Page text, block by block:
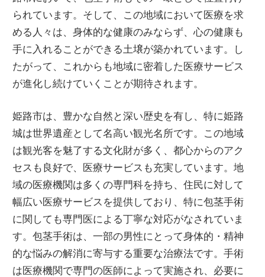
られています。そして、この地域において医療を求
める人々は、身体的な健康のみならず、心の健康も
手に入れることができる土壌が築かれています。し
たがって、これからも地域に密着した医療サービス
が進化し続けていくことが期待されます。
姫路市は、豊かな自然と深い歴史を有し、特に姫路
城は世界遺産として名高い観光名所です。この地域
は観光客を魅了する文化財が多く、都心からのアク
セスも良好で、医療サービスも充実しています。地
域の医療機関は多くの専門科を持ち、住民に対して
幅広い医療サービスを提供しており、特に包茎手術
に関しても専門医による丁寧な対応がなされていま
す。包茎手術は、一部の男性にとって身体的・精神
的な悩みの解消に寄与する重要な治療法です。手術
は医療機関で専門の医師によって実施され、必要に